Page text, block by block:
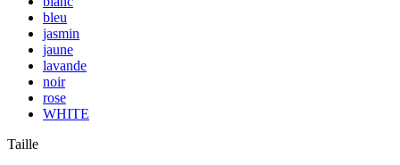
bleu
jasmin
jaune
lavande
noir
rose
WHITE
Taille